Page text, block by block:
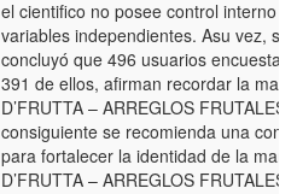
el cientifico no posee control interno
variables independientes. Asu vez, se
concluyó que 496 usuarios
391 de ellos, afirman recordar la
D’FRUTTA – ARREGLOS FRUTALES.
consiguiente se recomienda una
para fortalecer la identidad de la
D’FRUTTA – ARREGLOS FRUTALES.